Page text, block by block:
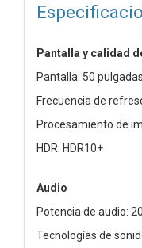
Pantalla y calidad
Pantalla: 50
Frecuencia de
Procesamiento de
HDR: HDR10+
Audio
Potencia de audio:
Tecnologías de